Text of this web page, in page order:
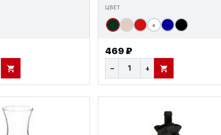
В КОРЗИНУ
ЦВЕТ
с
469 ₽
− + В КОРЗИНУ